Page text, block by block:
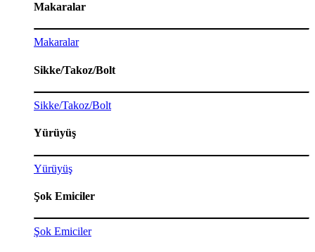
Makaralar
Makaralar
Sikke/Takoz/Bolt
Sikke/Takoz/Bolt
Yürüyüş
Yürüyüş
Şok Emiciler
Şok Emiciler